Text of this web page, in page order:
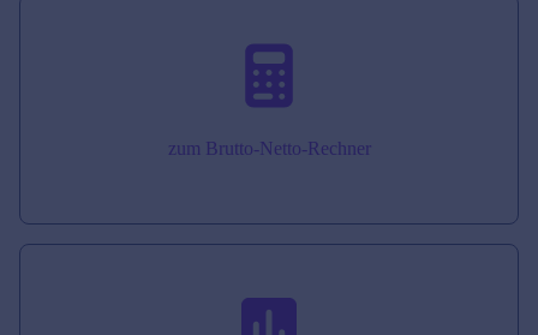
zum Brutto-Netto-Rechner